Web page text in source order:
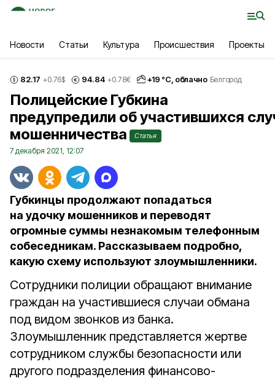
Новости Статьи Культура Происшествия Проекты
82.17 +0.76$ 94.84 +0.78€ +19 °С, облачно Белгород
Полицейские Губкина
предупредили об участившихся
мошенничества
Статья
7 декабря 2021, 12:07
Губкинцы продолжают попадаться
на удочку мошенников и переводят
огромные суммы незнакомым телефонным
собеседникам. Рассказываем подробно,
какую схему используют злоумышленники.
Сотрудники полиции обращают внимание
граждан на участившиеся случаи обмана
под видом звонков из банка.
Злоумышленник представляется жертве
сотрудником службы безопасности или
другого подразделения финансово-